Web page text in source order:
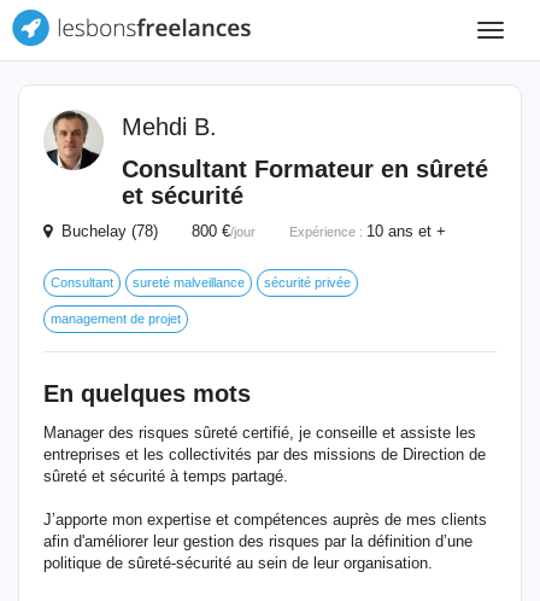
Toggle
Mehdi B.
Consultant Formateur en sûreté
et sécurité
Buchelay (78) 800 €/jour Expérience : 10 ans et +
Consultant sureté malveillance sécurité privée
management de projet
En quelques mots
Manager des risques sûreté certifié, je conseille et assiste les
entreprises et les collectivités par des missions de Direction de
sûreté et sécurité à temps partagé.
J’apporte mon expertise et compétences auprès de mes clients
afin d'améliorer leur gestion des risques par la définition d’une
politique de sûreté-sécurité au sein de leur organisation.